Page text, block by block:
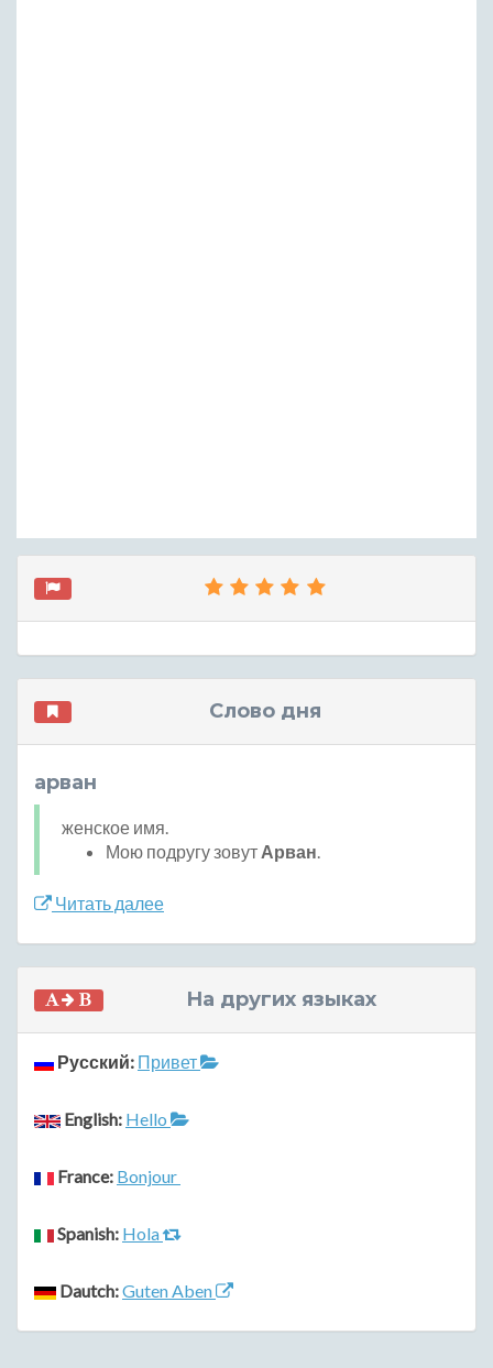
Слово дня
арван
женское имя.
Мою подругу зовут Арван.
Читать далее
На других языках
Русский: Привет
English: Hello
France: Bonjour
Spanish: Hola
Dautch:Guten Aben